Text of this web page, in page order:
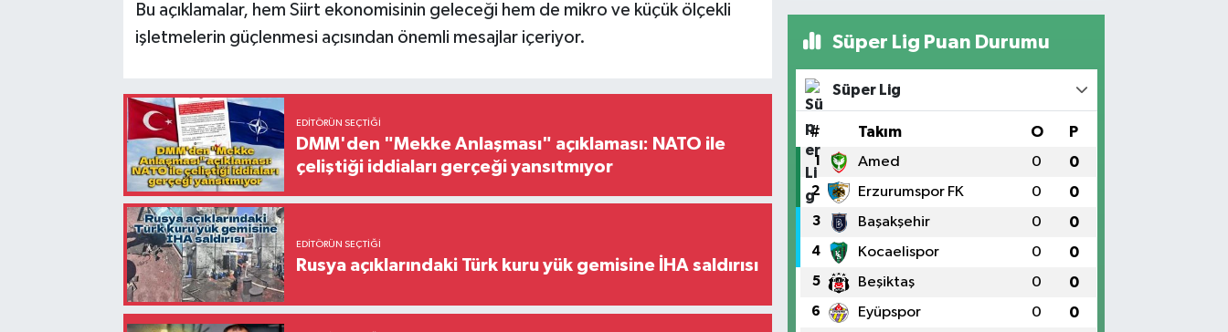
Bu açıklamalar, hem Siirt ekonomisinin geleceği hem de mikro ve küçük ölçekli
işletmelerin güçlenmesi açısından önemli mesajlar içeriyor.
EDITÖRÜN SEÇTIĞI
DMM'den "Mekke Anlaşması" açıklaması: NATO ile
çeliştiği iddiaları gerçeği yansıtmıyor
EDITÖRÜN SEÇTIĞI
Rusya açıklarındaki Türk kuru yük gemisine İHA saldırısı
Süper Lig Puan Durumu
Süper Lig
# Takım O P
1 Amed 0 0
2 Erzurumspor FK 0 0
3 Başakşehir 0 0
4 Kocaelispor 0 0
5 Beşiktaş 0 0
6 Eyüpspor 0 0